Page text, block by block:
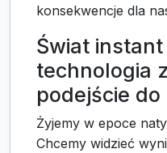
konsekwencje dla
Świat
technologia
podejście do
Żyjemy w epoce
Chcemy widzieć